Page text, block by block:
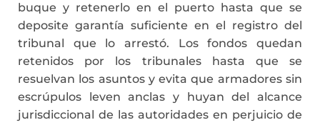
buque y retenerlo en el puerto hasta que se
deposite garantía suficiente en el registro del
tribunal que lo arrestó. Los fondos quedan
retenidos por los tribunales hasta que se
resuelvan los asuntos y evita que armadores sin
escrúpulos leven anclas y huyan del alcance
jurisdiccional de las autoridades en perjuicio de